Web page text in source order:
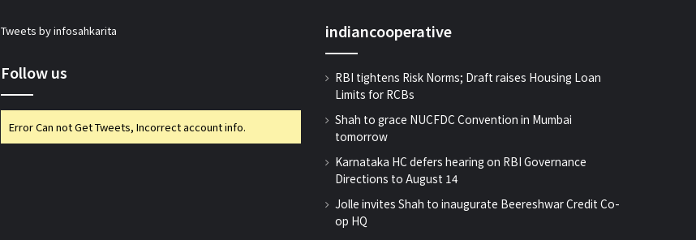
प्रगति की समीक्षा की
निर्विरोध निर्वाचित
Tweets by infosahkarita
Follow us
Error Can not Get Tweets, Incorrect account info.
indiancooperative
RBI tightens Risk Norms; Draft raises Housing Loan
Limits for RCBs
Shah to grace NUCFDC Convention in Mumbai
tomorrow
Karnataka HC defers hearing on RBI Governance
Directions to August 14
Jolle invites Shah to inaugurate Beereshwar Credit Co-
op HQ